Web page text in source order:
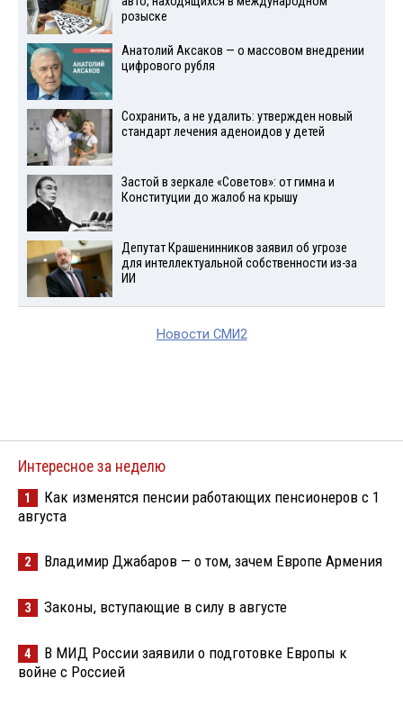
розыске
Анатолий Аксаков — о массовом внедрении
цифрового рубля
Сохранить, а не удалить: утвержден новый
стандарт лечения аденоидов у детей
Застой в зеркале «Советов»: от гимна и
Конституции до жалоб на крышу
Депутат Крашенинников заявил об угрозе
для интеллектуальной собственности из-за
ИИ
Новости СМИ2
Интересное за неделю
1
Как изменятся пенсии работающих пенсионеров с 1
августа
2 Владимир Джабаров — о том, зачем Европе Армения
3 Законы, вступающие в силу в августе
4
В МИД России заявили о подготовке Европы к
войне с Россией